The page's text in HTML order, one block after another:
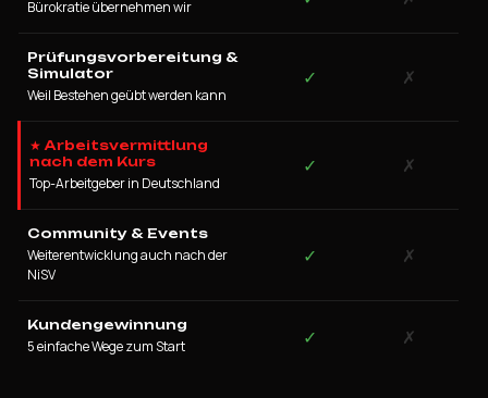
Bürokratie übernehmen wir
Prüfungsvorbereitung &
Simulator
Weil Bestehen geübt werden kann
✓ ✗
★ Arbeitsvermittlung
nach dem Kurs
Top-Arbeitgeber in Deutschland
✓ ✗
Community & Events
Weiterentwicklung auch nach der
NiSV
✓ ✗
Kundengewinnung
5 einfache Wege zum Start ✓ ✗